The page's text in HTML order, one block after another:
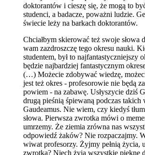
doktorantów i cieszę się, że mogą to
studenci, a badacze, poważni ludzie.
świecie leży na barkach doktorantów.
Chciałbym skierować też swoje słowa
wam zazdroszczę tego okresu nauki.
studentem, był to najfantastyczniejszy
będzie najbardziej fantastycznym
(…) Możecie zdobywać wiedzę,
jest też okres - profesorowie nie będą
powiem - na zabawę. Usłyszycie dziś
drugą pieśnią śpiewaną podczas takich
Gaudeamus. Nie wiem, czy kiedyś
słowa. Pierwsza zwrotka mówi o
umrzemy. Że ziemia zrówna nas
odpowiedź żaków? Nie rozpaczajmy.
wiwat profesorzy. Żyjmy pełnią życia,
zwrotka? Niech żyją wszystkie piękne